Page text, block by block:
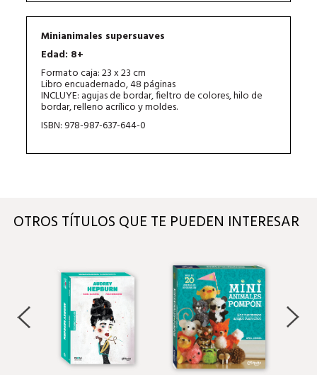
Minianimales supersuaves
Edad: 8+
Formato caja: 23 x 23 cm
Libro encuadernado, 48 páginas
INCLUYE: agujas de bordar, fieltro de colores, hilo de
bordar, relleno acrílico y moldes.
ISBN: 978-987-637-644-0
OTROS TÍTULOS QUE TE PUEDEN INTERESAR